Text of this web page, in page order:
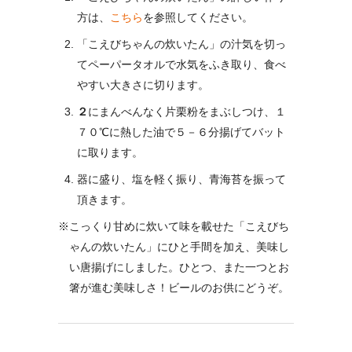
方は、 こちらを参照してください。
「こえびちゃんの炊いたん」の汁気を切っ
てペーパータオルで水気をふき取り、食べ
やすい大きさに切ります。
２ にまんべんなく片栗粉をまぶしつけ、１
７０℃に熱した油で５－６分揚げてバット
に取ります。
器に盛り、塩を軽く振り、青海苔を振って
頂きます。
※こっくり甘めに炊いて味を載せた「こえびち
ゃんの炊いたん」にひと手間を加え、美味し
い唐揚げにしました。ひとつ、また一つとお
箸が進む美味しさ！ビールのお供にどうぞ。